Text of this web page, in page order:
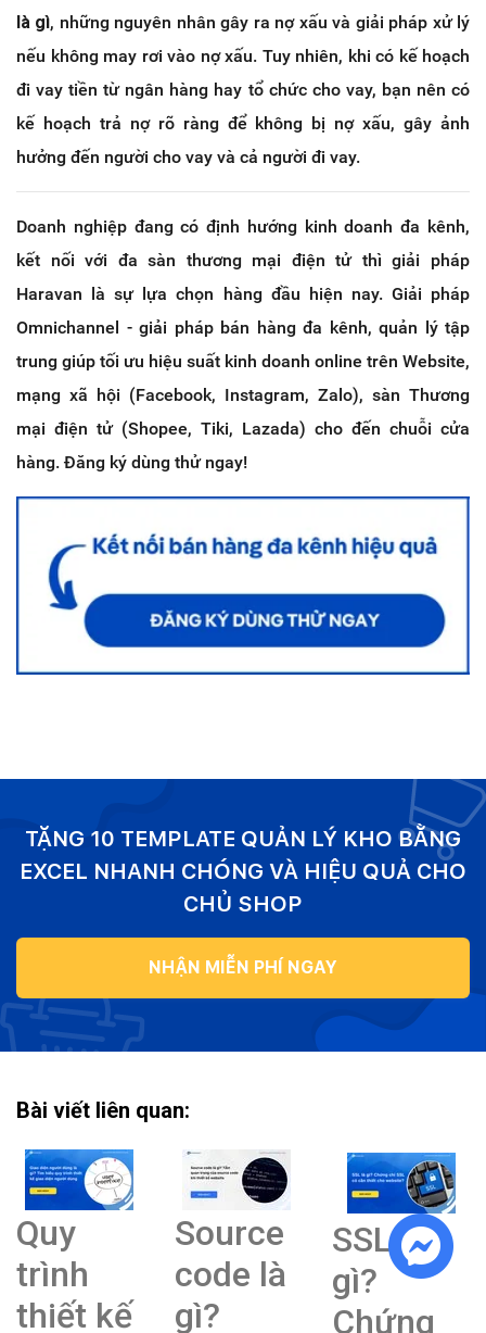
là gì, những nguyên nhân gây ra nợ xấu và giải pháp xử lý
nếu không may rơi vào nợ xấu. Tuy nhiên, khi có kế hoạch
đi vay tiền từ ngân hàng hay tổ chức cho vay, bạn nên có
kế hoạch trả nợ rõ ràng để không bị nợ xấu, gây ảnh
hưởng đến người cho vay và cả người đi vay.
Doanh nghiệp đang có định hướng kinh doanh đa kênh,
kết nối với đa sàn thương mại điện tử thì giải pháp
Haravan là sự lựa chọn hàng đầu hiện nay. Giải pháp
Omnichannel - giải pháp bán hàng đa kênh, quản lý tập
trung giúp tối ưu hiệu suất kinh doanh online trên Website,
mạng xã hội (Facebook, Instagram, Zalo), sàn Thương
mại điện tử (Shopee, Tiki, Lazada) cho đến chuỗi cửa
hàng. Đăng ký dùng thử ngay!
TẶNG 10 TEMPLATE QUẢN LÝ KHO BẰNG
EXCEL NHANH CHÓNG VÀ HIỆU QUẢ CHO
CHỦ SHOP
NHẬN MIỄN PHÍ NGAY
Bài viết liên quan:
Quy
trình
thiết kế
Source
code là
gì?
SSL là
gì?
Chứng